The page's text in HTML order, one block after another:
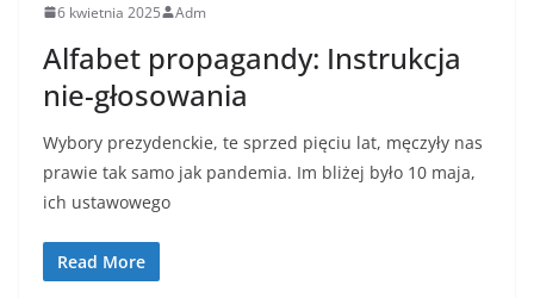
6 kwietnia 2025 Adm
Alfabet propagandy: Instrukcja
nie-głosowania
Wybory prezydenckie, te sprzed pięciu lat, męczyły nas
prawie tak samo jak pandemia. Im bliżej było 10 maja,
ich ustawowego
Read More